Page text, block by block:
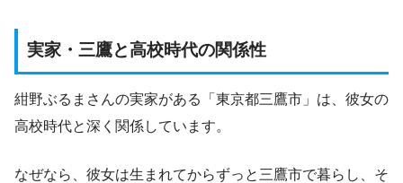
実家・三鷹と高校時代の関係性
紺野ぶるまさんの実家がある「東京都三鷹市」は、彼女の
高校時代と深く関係しています。
なぜなら、彼女は生まれてからずっと三鷹市で暮らし、そ